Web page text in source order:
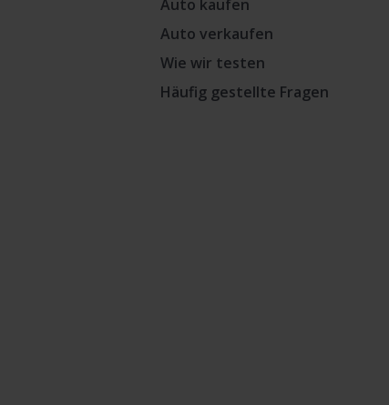
Auto kaufen
Auto verkaufen
Wie wir testen
Häufig gestellte Fragen